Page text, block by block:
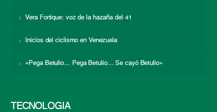
Vera Fortique: voz de la hazaña del 41
Inicios del ciclismo en Venezuela
«Pega Betulio… Pega Betulio… Se cayó Betulio»
TECNOLOGÍA